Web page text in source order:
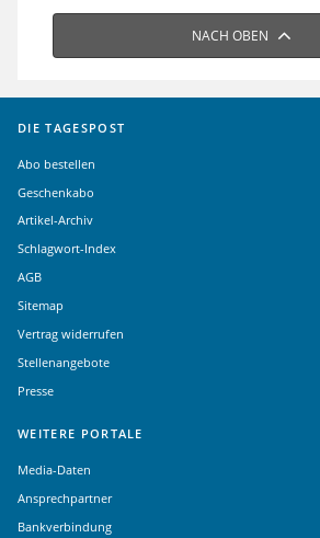
NACH OBEN
DIE TAGESPOST
Abo bestellen
Geschenkabo
Artikel-Archiv
Schlagwort-Index
AGB
Sitemap
Vertrag widerrufen
Stellenangebote
Presse
WEITERE PORTALE
Media-Daten
Ansprechpartner
Bankverbindung